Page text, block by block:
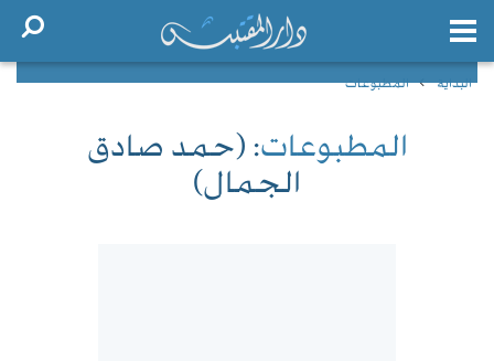
البداية المطبوعات
المطبوعات: (حمد صادق
الجمال)